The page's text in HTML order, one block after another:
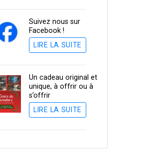
Suivez nous sur
Facebook !
LIRE LA SUITE
Un cadeau original et
unique, à offrir ou à
s’offrir
LIRE LA SUITE